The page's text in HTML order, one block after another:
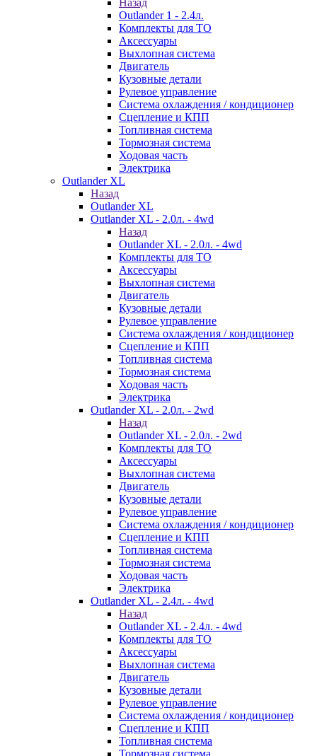
Назад
Outlander 1 - 2.4л.
Комплекты для ТО
Аксессуары
Выхлопная система
Двигатель
Кузовные детали
Рулевое управление
Система охлаждения / кондиционер
Сцепление и КПП
Топливная система
Тормозная система
Ходовая часть
Электрика
Outlander XL
Назад
Outlander XL
Outlander XL - 2.0л. - 4wd
Назад
Outlander XL - 2.0л. - 4wd
Комплекты для ТО
Аксессуары
Выхлопная система
Двигатель
Кузовные детали
Рулевое управление
Система охлаждения / кондиционер
Сцепление и КПП
Топливная система
Тормозная система
Ходовая часть
Электрика
Outlander XL - 2.0л. - 2wd
Назад
Outlander XL - 2.0л. - 2wd
Комплекты для ТО
Аксессуары
Выхлопная система
Двигатель
Кузовные детали
Рулевое управление
Система охлаждения / кондиционер
Сцепление и КПП
Топливная система
Тормозная система
Ходовая часть
Электрика
Outlander XL - 2.4л. - 4wd
Назад
Outlander XL - 2.4л. - 4wd
Комплекты для ТО
Аксессуары
Выхлопная система
Двигатель
Кузовные детали
Рулевое управление
Система охлаждения / кондиционер
Сцепление и КПП
Топливная система
Тормозная система